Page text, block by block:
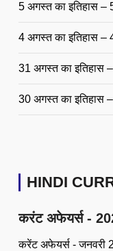
5 अगस्त का इतिहास
4 अगस्त का इतिहास
31 अगस्त का इतिहास
30 अगस्त का इतिहास
HINDI
करंट अफेयर्स -
करेंट अफेयर्स - जनवरी